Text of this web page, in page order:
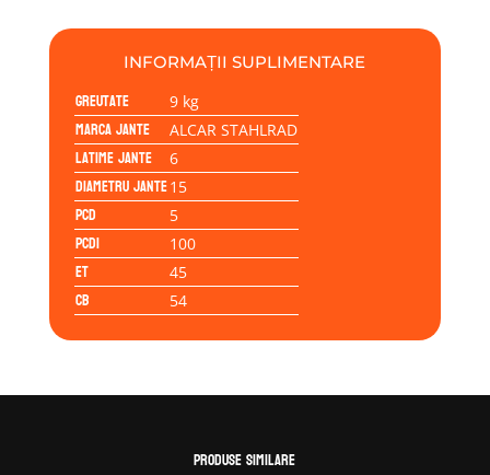
STAHLRAD
6.00x15
5/100/45/54,0
INFORMAȚII SUPLIMENTARE
Greutate 9 kg
Marca jante ALCAR STAHLRAD
Latime jante 6
Diametru jante15
PCD 5
PCD1 100
ET 45
CB 54
Produse similare